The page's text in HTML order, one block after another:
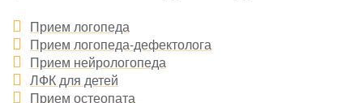
Прием логопеда
Прием логопеда-дефектолога
Прием нейрологопеда
ЛФК для детей
Прием остеопата